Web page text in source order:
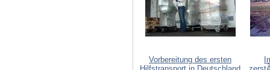
Vorbereitung des ersten